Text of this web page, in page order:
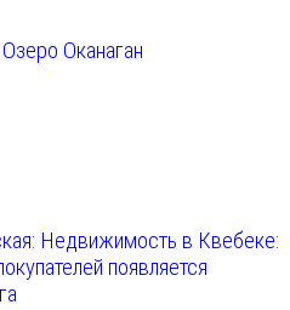
Оканаган
Недвижимость в Квебеке:
появляется